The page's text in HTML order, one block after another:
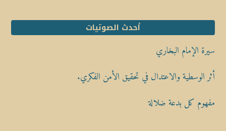
أحدث الصوتيات
سيرة الإمام البخاري
أثر الوسطية والاعتدال في تحقيق الأمن الفكري.
مفهوم كل بدعة ضلالة